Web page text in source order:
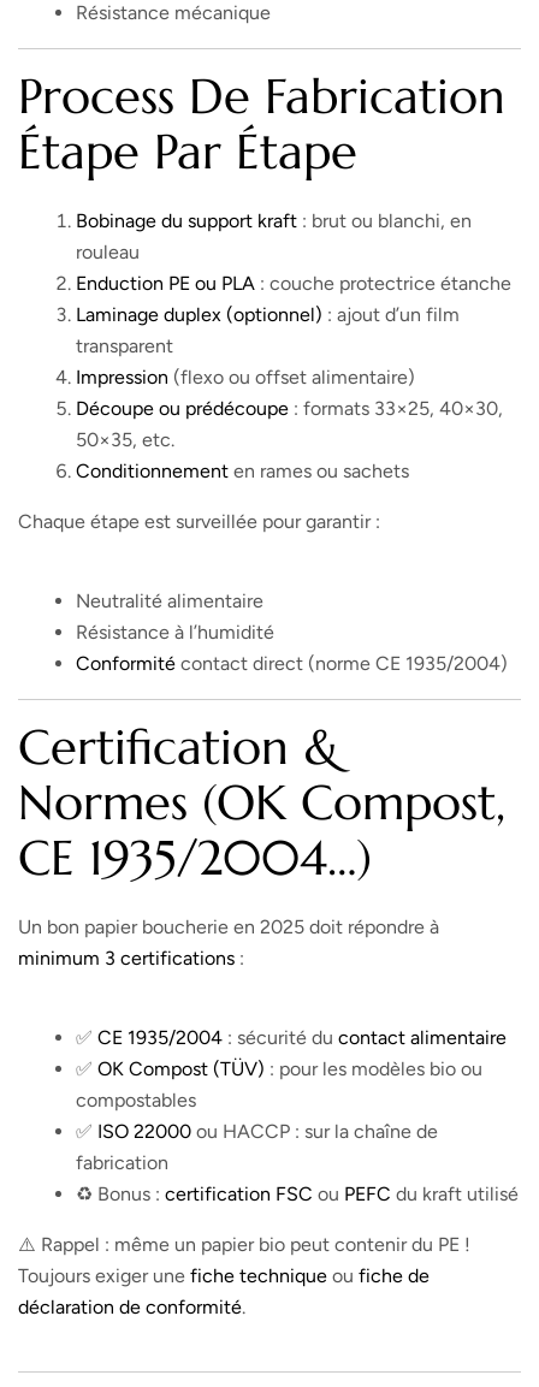
Résistance mécanique
Process De Fabrication
Étape Par Étape
Bobinage du support kraft : brut ou blanchi, en
rouleau
Enduction PE ou PLA : couche protectrice étanche
Laminage duplex (optionnel) : ajout d’un film
transparent
Impression (flexo ou offset alimentaire)
Découpe ou prédécoupe : formats 33×25, 40×30,
50×35, etc.
Conditionnement en rames ou sachets
Chaque étape est surveillée pour garantir :
Neutralité alimentaire
Résistance à l’humidité
Conformité contact direct (norme CE 1935/2004)
Certification &
Normes (OK Compost,
CE 1935/2004…)
Un bon papier boucherie en 2025 doit répondre à
minimum 3 certifications :
✅ CE 1935/2004 : sécurité du contact alimentaire
✅ OK Compost (TÜV) : pour les modèles bio ou
compostables
✅ ISO 22000 ou HACCP : sur la chaîne de
fabrication
♻️ Bonus : certification FSC ou PEFC du kraft utilisé
⚠️ Rappel : même un papier bio peut contenir du PE !
Toujours exiger une fiche technique ou fiche de
déclaration de conformité.